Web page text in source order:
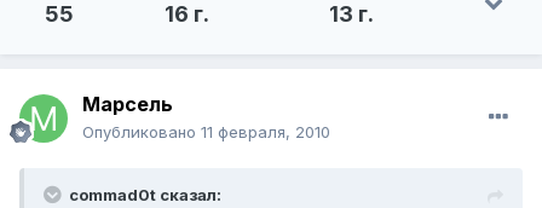
55 16 г. 13 г.
Марсель
Опубликовано 11 февраля, 2010
commad0t сказал: